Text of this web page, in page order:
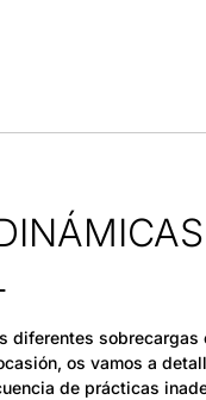
diferentes
os vamos a
de prácticas